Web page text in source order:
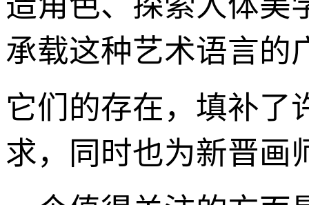
承载这种艺术语言的
它们的存在，填补了
求，同时也为新晋画